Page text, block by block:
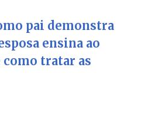
pai demonstra
ensina ao
tratar as